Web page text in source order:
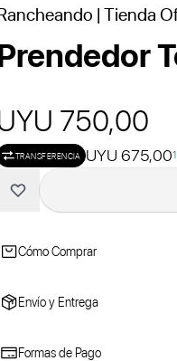
| Tienda
750,00
TRANSFERENCIA UYU 675,00
Cómo Comprar
Envío y Entrega
Formas de Pago